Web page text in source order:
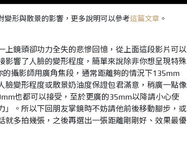
形與散景的影響，更多說明可以參考這篇文章 。
上鏡頭卻功力全失的悲慘回憶，從上面這段影片可以
影響了人臉的變形程度，簡單來說除非你想呈現特殊
攝影師用廣角焦段，通常距離夠的情況下135mm
臉變形程度或散景奶油度保證包君滿意，稍廣一點像
也都可以接受，至於更廣的35mm以降請小心使
」。所以下回朋友掌鏡時不妨請他前後移動腳步，或
就多拍幾張，之後再選出一張距離剛剛好、效果最優